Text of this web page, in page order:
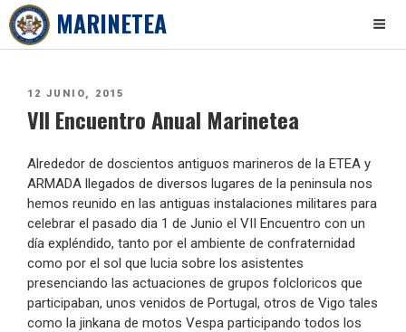
MARINETEA
PUBLICADO
12 JUNIO, 2015
VII Encuentro Anual Marinetea
Alrededor de doscientos antiguos marineros de la ETEA y
ARMADA llegados de diversos lugares de la peninsula nos
hemos reunido en las antiguas instalaciones militares para
celebrar el pasado dia 1 de Junio el VII Encuentro con un
día expléndido, tanto por el ambiente de confraternidad
como por el sol que lucia sobre los asistentes
presenciando las actuaciones de grupos folcloricos que
participaban, unos venidos de Portugal, otros de Vigo tales
como la jinkana de motos Vespa participando todos los